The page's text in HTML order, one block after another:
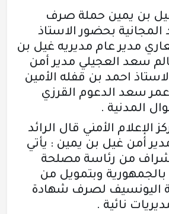
بن يمين حملة صرف
المجانية بحضور الاستاذ
مدير عام مديريه غيل بن
سعد العجيلي مدير أمن
احمد بن قفله الأمين
سعد الدعوم القرزي
المدنية .
الإعلام الأمني قال الرائد
أمن غيل بن يمين : يأتي
من رئاسة مصلحة
بالجمهورية وبتمويل من
اليونسيف لصرف شهادة